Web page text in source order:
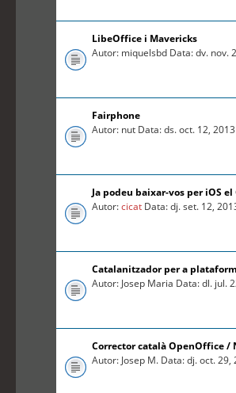
LibeOffice i Mavericks
Autor: miquelsbd Data: dv. nov.
Fairphone
Autor: nut Data: ds. oct. 12,
Ja podeu baixar-vos per iOS
Autor:cicat Data: dj. set. 12,
Catalanitzador per a
Autor: Josep Maria Data: dl. jul.
Corrector català OpenOffice /
Autor: Josep M. Data: dj. oct. 29,